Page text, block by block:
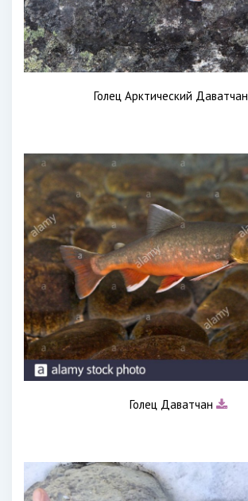
Голец Арктический Даватчан
Голец Даватчан